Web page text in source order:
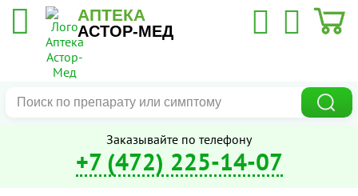
АПТЕКА
АСТОР-МЕД
Заказывайте по телефону
+7 (472) 225-14-07